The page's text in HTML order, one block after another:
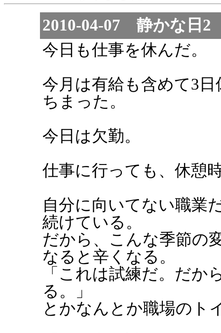
2010-04-07 静かな日2
今日も仕事を休んだ。
今月は有給も含めて3
ちまった。
今日は欠勤。
仕事に行っても、休憩
自分に向いてない職業
続けている。
だから、こんな季節の
なると辛くなる。
「これは試練だ。だか
る。」
とかなんとか職場のト